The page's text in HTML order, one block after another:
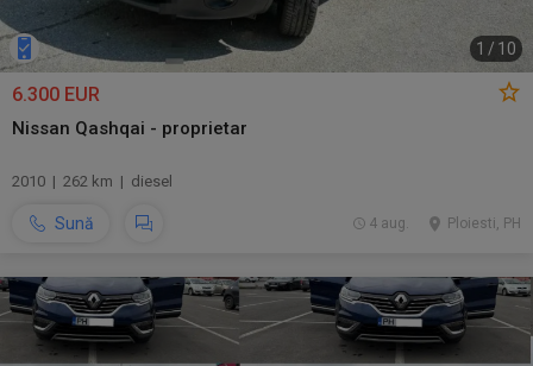
1 / 10
6.300 EUR
Nissan Qashqai - proprietar
2010 | 262 km | diesel
Sună Ploiesti, PH
4 aug.